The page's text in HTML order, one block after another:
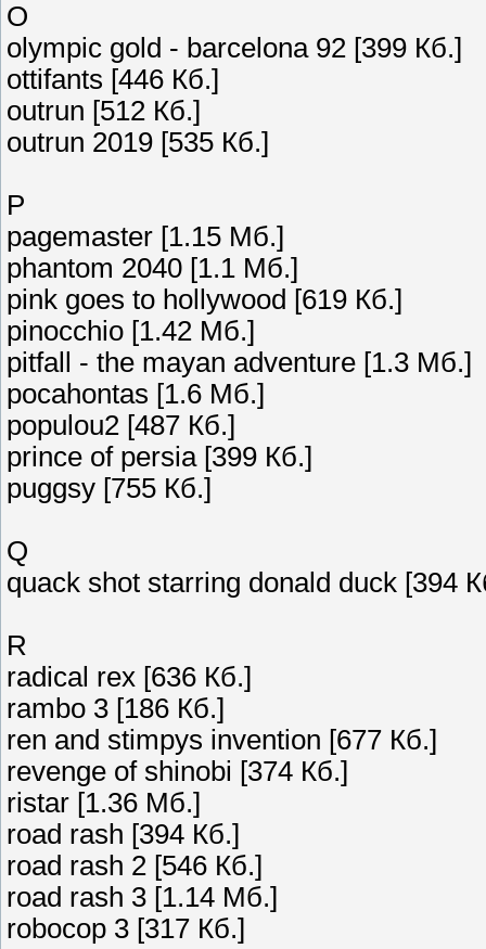
O
olympic gold - barcelona 92 [399 Кб.]
ottifants [446 Кб.]
outrun [512 Кб.]
outrun 2019 [535 Кб.]
P
pagemaster [1.15 Мб.]
phantom 2040 [1.1 Мб.]
pink goes to hollywood [619 Кб.]
pinocchio [1.42 Мб.]
pitfall - the mayan adventure [1.3 Мб.]
pocahontas [1.6 Мб.]
populou2 [487 Кб.]
prince of persia [399 Кб.]
puggsy [755 Кб.]
Q
quack shot starring donald duck [394
R
radical rex [636 Кб.]
rambo 3 [186 Кб.]
ren and stimpys invention [677 Кб.]
revenge of shinobi [374 Кб.]
ristar [1.36 Мб.]
road rash [394 Кб.]
road rash 2 [546 Кб.]
road rash 3 [1.14 Мб.]
robocop 3 [317 Кб.]